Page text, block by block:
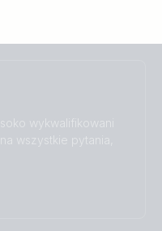
wykwalifikowani
wszystkie pytania,